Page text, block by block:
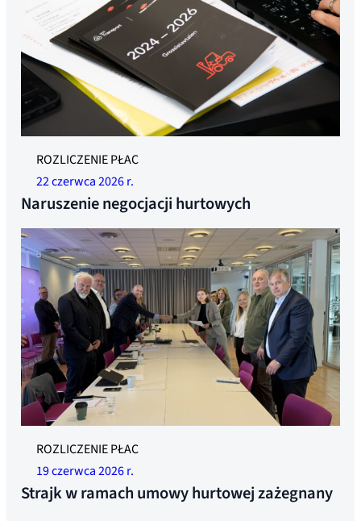
ROZLICZENIE PŁAC
22 czerwca 2026 r.
Naruszenie negocjacji hurtowych
ROZLICZENIE PŁAC
19 czerwca 2026 r.
Strajk w ramach umowy hurtowej zażegnany